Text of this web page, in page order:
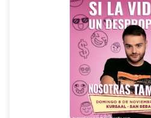
DESPROPÓSITO